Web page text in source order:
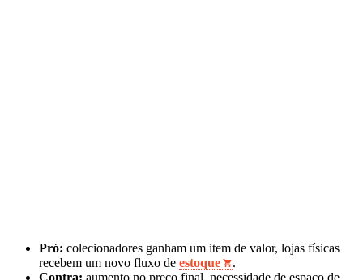
Pró: colecionadores ganham um item de valor, lojas físicas
recebem um novo fluxo de estoque
.